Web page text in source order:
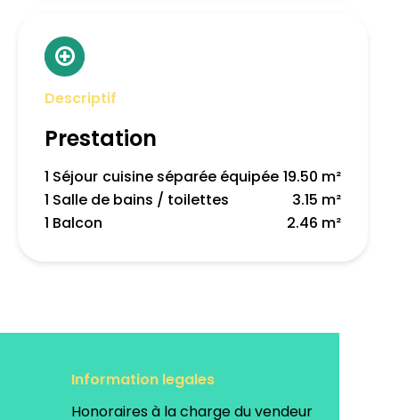
Descriptif
Prestation
1 Séjour cuisine séparée équipée 19.50 m²
1 Salle de bains / toilettes
3.15 m²
1 Balcon
2.46 m²
Information legales
Honoraires à la charge du vendeur